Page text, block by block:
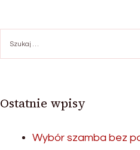
Ostatnie wpisy
Wybór szamba bez